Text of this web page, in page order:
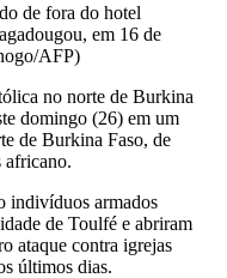
de fora do hotel
em 16 de
AFP)
no norte de Burkina
domingo (26) em um
de Burkina Faso, de
africano.
indivíduos armados
de Toulfé e abriram
ataque contra igrejas
últimos dias.